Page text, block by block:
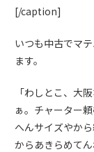
[/caption]
いつも中古でマ
ます。
「わしとこ、大
ぁ。チャーター
へんサイズやか
からあきらめて